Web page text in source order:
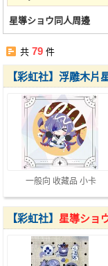
註冊會員
星導ショウ同人周邊
共79 件
一般向 收藏品 小卡
【彩虹社】浮雕木片
【彩虹社】 星導ショ